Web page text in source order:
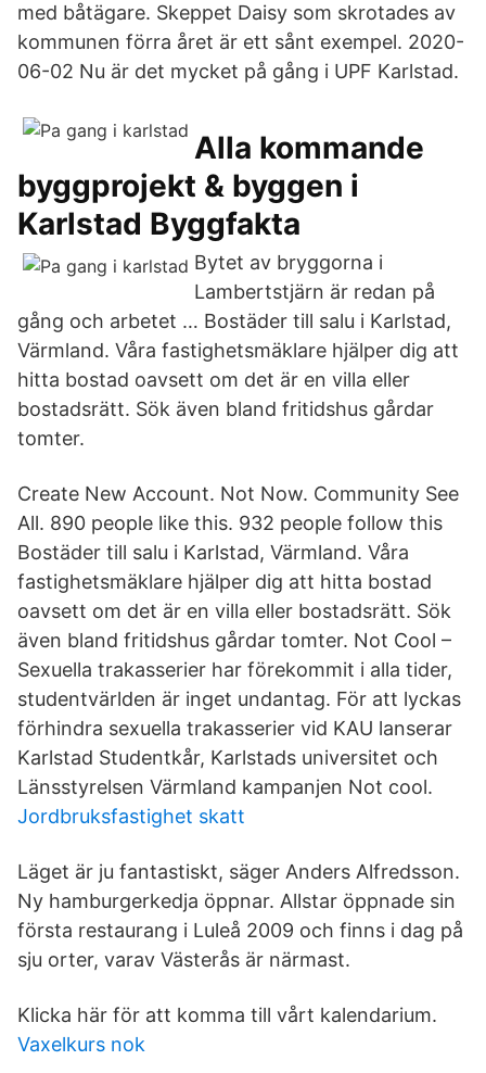
med båtägare. Skeppet Daisy som skrotades av
kommunen förra året är ett sånt exempel. 2020-
06-02 Nu är det mycket på gång i UPF Karlstad.
Alla kommande
byggprojekt & byggen i
Karlstad Byggfakta
Bytet av bryggorna i
Lambertstjärn är redan på
gång och arbetet … Bostäder till salu i Karlstad,
Värmland. Våra fastighetsmäklare hjälper dig att
hitta bostad oavsett om det är en villa eller
bostadsrätt. Sök även bland fritidshus gårdar
tomter.
Create New Account. Not Now. Community See
All. 890 people like this. 932 people follow this
Bostäder till salu i Karlstad, Värmland. Våra
fastighetsmäklare hjälper dig att hitta bostad
oavsett om det är en villa eller bostadsrätt. Sök
även bland fritidshus gårdar tomter. Not Cool –
Sexuella trakasserier har förekommit i alla tider,
studentvärlden är inget undantag. För att lyckas
förhindra sexuella trakasserier vid KAU lanserar
Karlstad Studentkår, Karlstads universitet och
Länsstyrelsen Värmland kampanjen Not cool.
Jordbruksfastighet skatt
Läget är ju fantastiskt, säger Anders Alfredsson.
Ny hamburgerkedja öppnar. Allstar öppnade sin
första restaurang i Luleå 2009 och finns i dag på
sju orter, varav Västerås är närmast.
Klicka här för att komma till vårt kalendarium.
Vaxelkurs nok